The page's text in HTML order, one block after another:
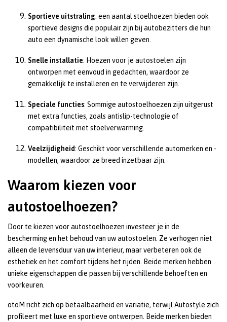
Sportieve uitstraling: een aantal stoelhoezen bieden ook
sportieve designs die populair zijn bij autobezitters die hun
auto een dynamische look willen geven.
Snelle installatie: Hoezen voor je autostoelen zijn
ontworpen met eenvoud in gedachten, waardoor ze
gemakkelijk te installeren en te verwijderen zijn.
Speciale functies: Sommige autostoelhoezen zijn uitgerust
met extra functies, zoals antislip-technologie of
compatibiliteit met stoelverwarming.
Veelzijdigheid: Geschikt voor verschillende automerken en -
modellen, waardoor ze breed inzetbaar zijn.
Waarom kiezen voor
autostoelhoezen?
Door te kiezen voor autostoelhoezen investeer je in de
bescherming en het behoud van uw autostoelen. Ze verhogen niet
alleen de levensduur van uw interieur, maar verbeteren ook de
esthetiek en het comfort tijdens het rijden. Beide merken hebben
unieke eigenschappen die passen bij verschillende behoeften en
voorkeuren.
otoM richt zich op betaalbaarheid en variatie, terwijl Autostyle zich
profileert met luxe en sportieve ontwerpen. Beide merken bieden